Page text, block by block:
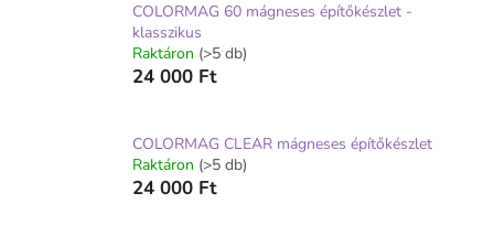
COLORMAG 60 mágneses építőkészlet -
klasszikus
Raktáron (>5 db)
24 000 Ft
COLORMAG CLEAR mágneses építőkészlet
Raktáron (>5 db)
24 000 Ft